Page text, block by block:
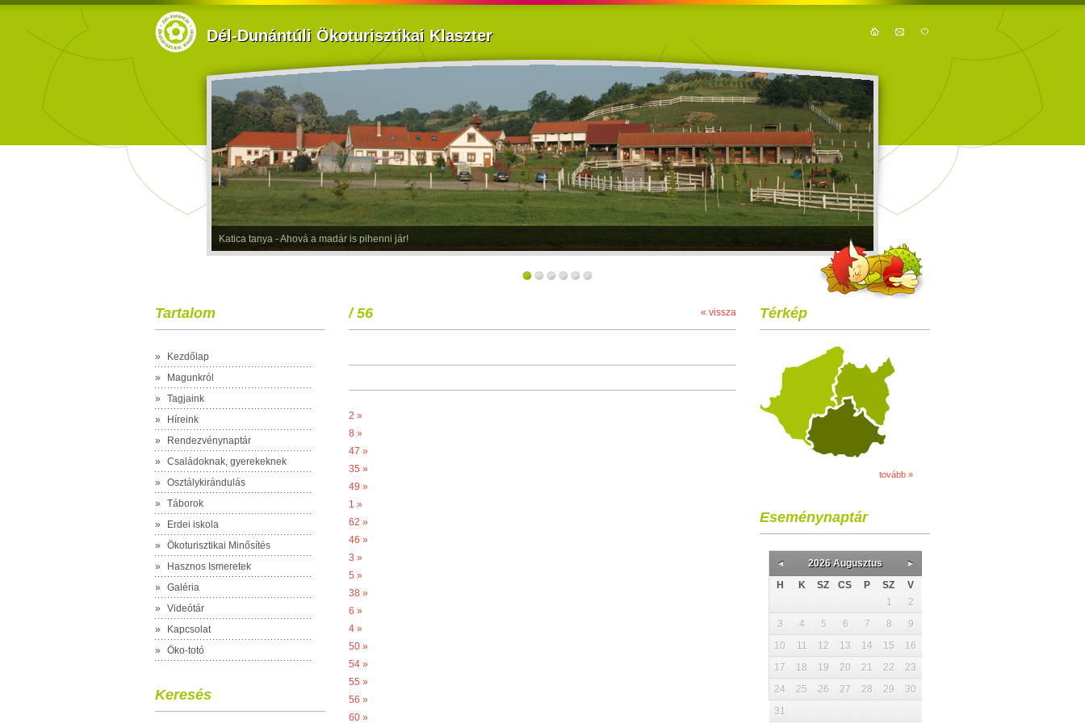
Dél-Dunántúli Ökoturisztikai Klaszter
Katica tanya - Ahová a madár is pihenni jár!
Tartalom
»
Kezdőlap
»
Magunkról
»
Tagjaink
»
Híreink
»
Rendezvénynaptár
»
Családoknak, gyerekeknek
»
Osztálykirándulás
»
Táborok
»
Erdei iskola
»
Ökoturisztikai Minősítés
»
Hasznos Ismeretek
»
Galéria
»
Videótár
»
Kapcsolat
»
Öko-totó
Keresés
« vissza
/ 56
2 »
8 »
47 »
35 »
49 »
1 »
62 »
46 »
3 »
5 »
38 »
6 »
4 »
50 »
54 »
55 »
56 »
60 »
Térkép
tovább »
Eseménynaptár
2026 Augusztus
H
K SZ CS P SZ
V
1
2
3
4 5 6 7 8
9
10
11 12 13 14 15
16
17
18 19 20 21 22
23
24
25 26 27 28 29
30
31